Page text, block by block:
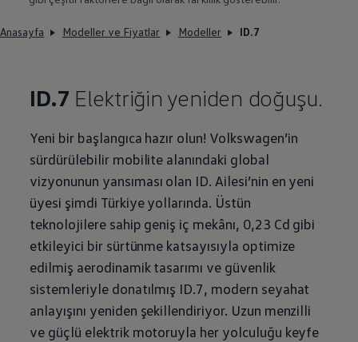
Anasayfa Modeller ve Fiyatlar Modeller ID.7
ID.7 Elektriğin yeniden doğuşu.
Yeni bir başlangıca hazır olun! Volkswagen’in
sürdürülebilir mobilite alanındaki global
vizyonunun yansıması olan ID. Ailesi’nin en yeni
üyesi şimdi Türkiye yollarında. Üstün
teknolojilere sahip geniş iç mekânı, 0,23 Cd gibi
etkileyici bir sürtünme katsayısıyla optimize
edilmiş aerodinamik tasarımı ve güvenlik
sistemleriyle donatılmış ID.7, modern seyahat
anlayışını yeniden şekillendiriyor. Uzun menzilli
ve güçlü elektrik motoruyla her yolculuğu keyfe